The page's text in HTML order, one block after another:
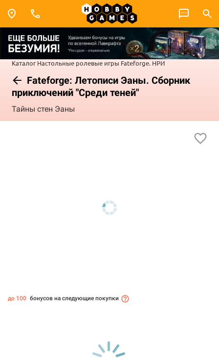
Каталог Настольные ролевые игры Fateforge. НРИ
Fateforge: Летописи Эаны. Сборник
приключений "Среди теней"
Тайны стен Эаны
до 100 бонусов на следующие покупки